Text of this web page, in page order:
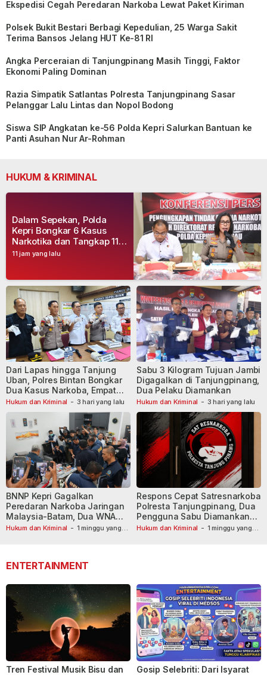
Ekspedisi Cegah Peredaran Narkoba Lewat Paket Kiriman
Polsek Bukit Bestari Berbagi Kepedulian, 25 Warga Sakit
Terima Bansos Jelang HUT Ke-81 RI
Angka Perceraian di Tanjungpinang Masih Tinggi, Faktor
Ekonomi Paling Dominan
Razia Simpatik Satlantas Polresta Tanjungpinang Sasar
Pelanggar Lalu Lintas dan Nopol Bodong
Siswa SIP Angkatan ke-56 Polda Kepri Salurkan Bantuan ke
Panti Asuhan Nur Ar-Rohman
HUKUM & KRIMINAL
11 jam yang lalu
Dalam Sepekan, Polda
Kepri Bongkar 6 Kasus
Narkotika dan Tangkap 11
Tersangka
Hukum dan Kriminal - 3 hari yang lalu
Dari Lapas hingga Tanjung
Uban, Polres Bintan Bongkar
Dua Kasus Narkoba, Empat
Tersangka Dibekuk
Hukum dan Kriminal - 3 hari yang lalu
Sabu 3 Kilogram Tujuan Jambi
Digagalkan di Tanjungpinang,
Dua Pelaku Diamankan
Hukum dan Kriminal - 1 minggu yang
BNNP Kepri Gagalkan
Peredaran Narkoba Jaringan
Malaysia-Batam, Dua WNA
Masih Diburu
Hukum dan Kriminal - 1 minggu yang
Respons Cepat Satresnarkoba
Polresta Tanjungpinang, Dua
Pengguna Sabu Diamankan
Usai Dilaporkan ke Call Center
ENTERTAINMENT
Tren Festival Musik Bisu dan
Gosip Selebriti: Dari Isyarat